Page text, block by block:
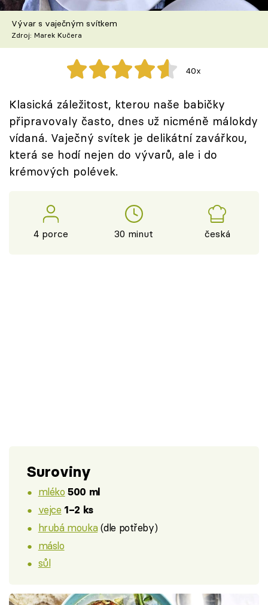
Škola vaření
Recepty z TV
Speciál: Cuketa
Těhotnej kuchař
Sledujte prima+
Přihlášení
Sledujte nás
Vývar s vaječným svítkem
Zdroj: Marek Kučera
40x
Klasická záležitost, kterou naše babičky
připravovaly často, dnes už nicméně málokdy
vídaná. Vaječný svítek je delikátní zavářkou,
která se hodí nejen do vývarů, ale i do
krémových polévek.
4 porce 30 minut česká
Suroviny
mléko 500 ml
vejce 1–2 ks
hrubá mouka(dle potřeby)
máslo
sůl